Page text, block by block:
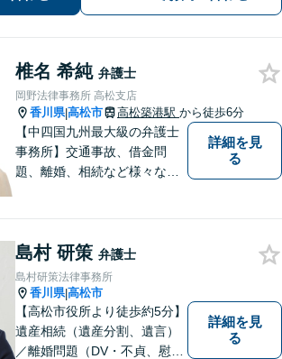
婚・男女問題】DV被害へ積極的に対
椎名 希純 弁護士
岡野法律事務所 高松支店
香川県|高松市 高松築港駅 から徒歩6分
【中四国九州最大級の弁護士
事務所】交通事故、借金問
題、離婚、相続など様々な問
い！
詳細を見
る
島村 研策 弁護士
島村研策法律事務所
香川県|高松市
【高松市役所より徒歩約5分】
遺産相続（遺産分割、遺言）
／離婚問題（DV・不貞、慰謝
詳細を見
る